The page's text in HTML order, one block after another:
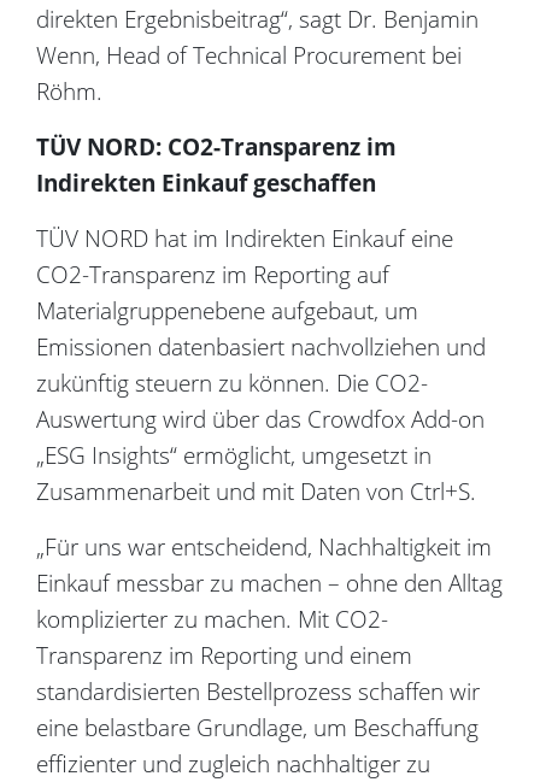
direkten Ergebnisbeitrag“, sagt Dr. Benjamin
Wenn, Head of Technical Procurement bei
Röhm.
TÜV NORD: CO2-Transparenz im
Indirekten Einkauf geschaffen
TÜV NORD hat im Indirekten Einkauf eine
CO2-Transparenz im Reporting auf
Materialgruppenebene aufgebaut, um
Emissionen datenbasiert nachvollziehen und
zukünftig steuern zu können. Die CO2-
Auswertung wird über das Crowdfox Add-on
„ESG Insights“ ermöglicht, umgesetzt in
Zusammenarbeit und mit Daten von Ctrl+S.
„Für uns war entscheidend, Nachhaltigkeit im
Einkauf messbar zu machen – ohne den Alltag
komplizierter zu machen. Mit CO2-
Transparenz im Reporting und einem
standardisierten Bestellprozess schaffen wir
eine belastbare Grundlage, um Beschaffung
effizienter und zugleich nachhaltiger zu